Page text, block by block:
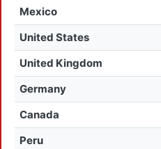
Mexico
United States
United Kingdom
Germany
Canada
Peru